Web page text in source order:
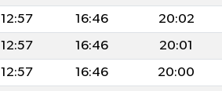
12:57 16:46 20:02
12:57 16:46 20:01
12:57 16:46 20:00